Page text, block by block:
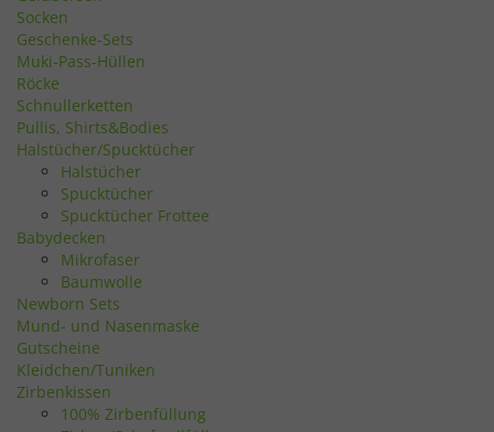
Socken
Geschenke-Sets
Muki-Pass-Hüllen
Röcke
Schnullerketten
Pullis, Shirts&Bodies
Halstücher/Spucktücher
Halstücher
Spucktücher
Spucktücher Frottee
Babydecken
Mikrofaser
Baumwolle
Newborn Sets
Mund- und Nasenmaske
Gutscheine
Kleidchen/Tuniken
Zirbenkissen
100% Zirbenfüllung